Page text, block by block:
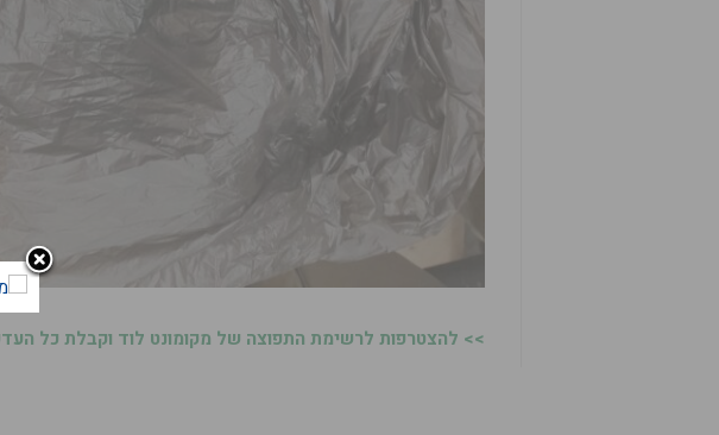
>> להצטרפות לרשימת התפוצה של מקומונט לוד וקבלת כל